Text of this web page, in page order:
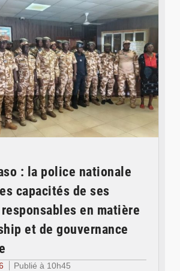
: la police nationale
capacités de ses
en matière
et de gouvernance
Publié à 10h45